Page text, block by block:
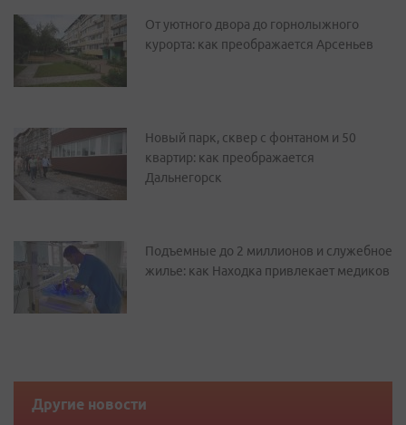
От уютного двора до горнолыжного
курорта: как преображается Арсеньев
Новый парк, сквер с фонтаном и 50
квартир: как преображается
Дальнегорск
Подъемные до 2 миллионов и служебное
жилье: как Находка привлекает медиков
Другие новости